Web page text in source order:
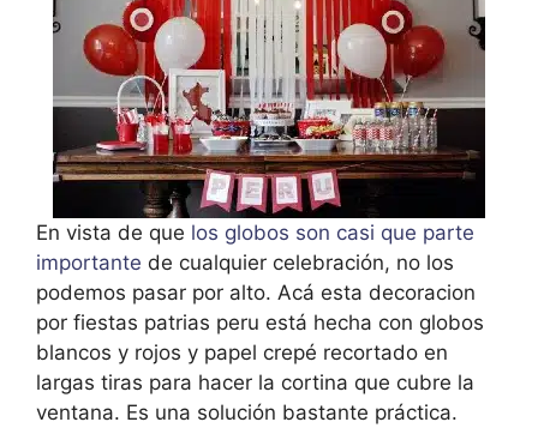
En vista de que los globos son casi que parte
importante de cualquier celebración, no los
podemos pasar por alto. Acá esta decoracion
por fiestas patrias peru está hecha con globos
blancos y rojos y papel crepé recortado en
largas tiras para hacer la cortina que cubre la
ventana. Es una solución bastante práctica.